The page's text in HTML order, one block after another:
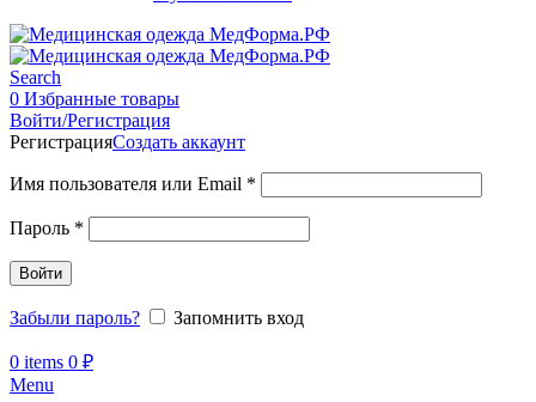
Search
0 Избранные товары
Войти/Регистрация
РегистрацияСоздать аккаунт
Имя пользователя или Email *
Пароль *
Войти
Забыли пароль? Запомнить вход
0 items 0 ₽
Menu